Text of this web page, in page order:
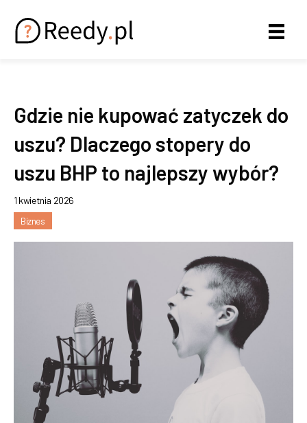
Gdzie nie kupować zatyczek do
uszu? Dlaczego stopery do
uszu BHP to najlepszy wybór?
1 kwietnia 2026
Biznes